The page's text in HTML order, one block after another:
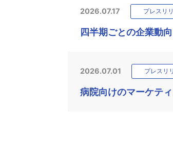
2026.07.17 プレスリ
四半期ごとの企業動
2026.07.01 プレスリ
病院向けのマーケテ